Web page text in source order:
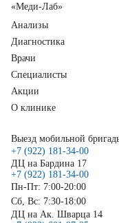
«Меди-Лаб»
Анализы
Диагностика
Врачи
Специалисты
Акции
О клинике
Выезд мобильной
+7 (922) 181-34-00
ДЦ на Бардина 17
+7 (922) 181-34-00
Пн-Пт: 7:00-20:00
Сб, Вс: 7:30-18:00
ДЦ на Ак. Шварца 14